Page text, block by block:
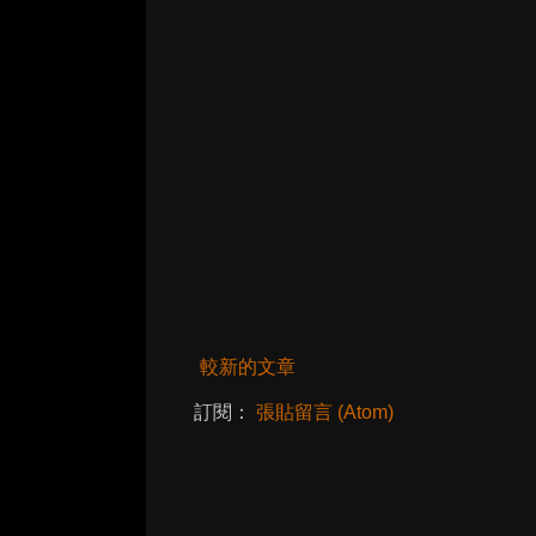
較新的文章
訂閱： 張貼留言 (Atom)